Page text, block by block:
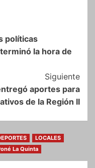
políticas
la hora de
Siguiente
aportes para
de la Región II
LOCALES
La Quinta